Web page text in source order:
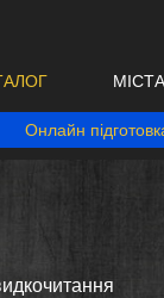
МІСТА
Онлайн